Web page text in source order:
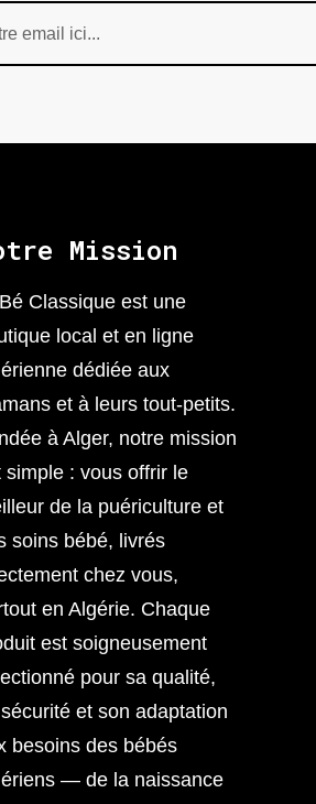
Mission
Classique est une
local et en ligne
dédiée aux
et à leurs tout-petits.
à Alger, notre mission
simple : vous offrir le
de la puériculture et
soins bébé, livrés
chez vous,
en Algérie. Chaque
est soigneusement
pour sa qualité,
et son adaptation
besoins des bébés
— de la naissance